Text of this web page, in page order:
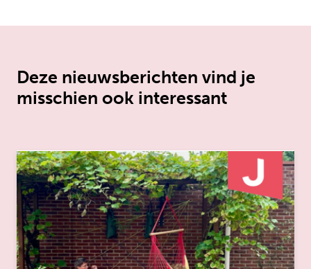
Deze nieuwsberichten vind je
misschien ook interessant